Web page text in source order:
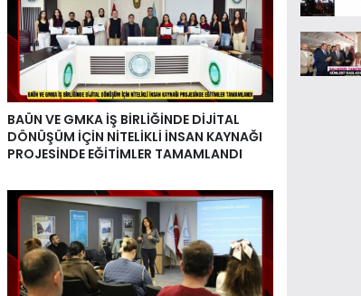
BAÜN VE GMKA İŞ BİRLİĞİNDE DİJİTAL
DÖNÜŞÜM İÇİN NİTELİKLİ İNSAN KAYNAĞI
PROJESİNDE EĞİTİMLER TAMAMLANDI